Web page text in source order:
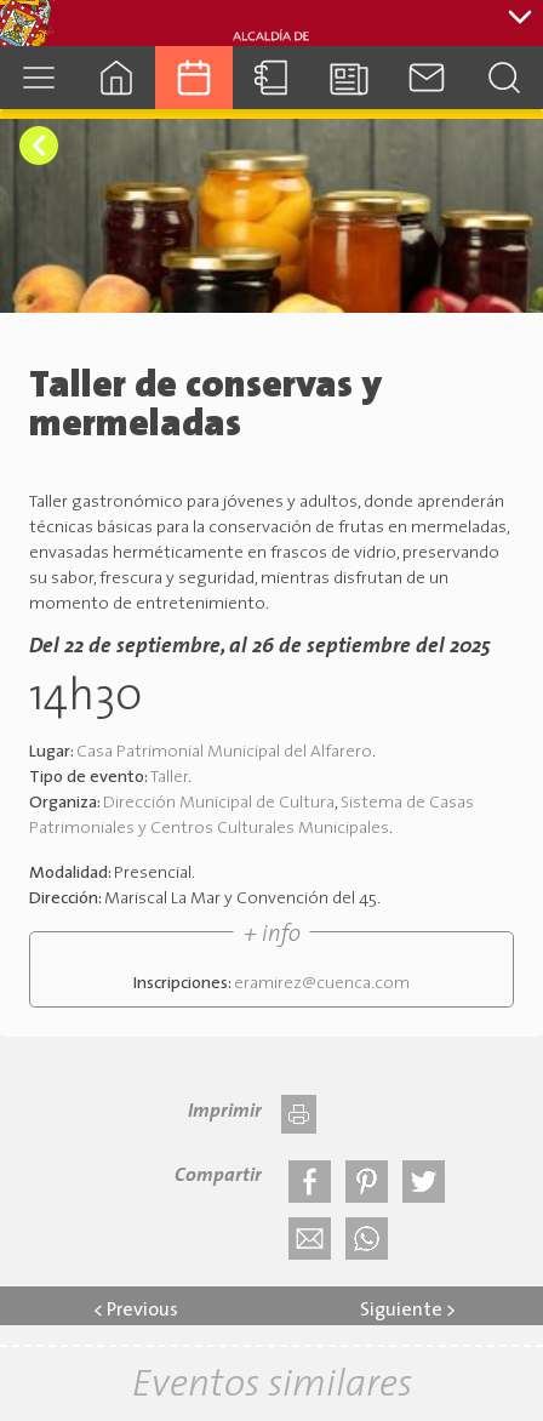
Taller de conservas y
mermeladas
Taller gastronómico para jóvenes y adultos, donde aprenderán
técnicas básicas para la conservación de frutas en mermeladas,
envasadas herméticamente en frascos de vidrio, preservando
su sabor, frescura y seguridad, mientras disfrutan de un
momento de entretenimiento.
Del 22 de septiembre, al 26 de septiembre del 2025
14h30
Lugar: Casa Patrimonial Municipal del Alfarero.
Tipo de evento: Taller.
Organiza: Dirección Municipal de Cultura, Sistema de Casas
Patrimoniales y Centros Culturales Municipales.
Modalidad: Presencial.
Dirección: Mariscal La Mar y Convención del 45.
+ info
Inscripciones: eramirez@cuenca.com
Imprimir
Compartir
< Previous Siguiente >
Eventos similares